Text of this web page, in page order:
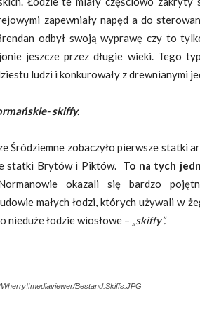
zapewniały napęd a do
odbył swoją wyprawę czy to
jeszcze przez długie wieki. Tego
ludzi i konkurowały z drewnianymi
skiffy.
Śródziemne zobaczyło pierwsze statki
statki Brytów i Piktów. To na tych
okazali się bardzo
małych łodzi, których używali w
nieduże łodzie wiosłowe – „skiffy”.
Bestand:Skiffs.JPG